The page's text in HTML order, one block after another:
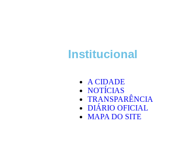
Institucional
A CIDADE
NOTÍCIAS
TRANSPARÊNCIA
DIÁRIO OFICIAL
MAPA DO SITE